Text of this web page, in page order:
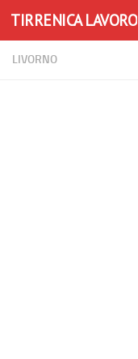
Skip to content
TIRRENICA LAVORO
LIVORNO